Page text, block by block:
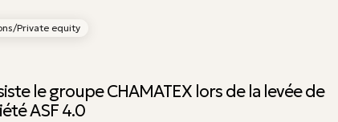
Private equity
le groupe CHAMATEX lors de la levée de
ASF 4.0